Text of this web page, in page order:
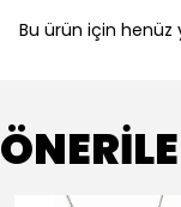
Bu ürün için henüz